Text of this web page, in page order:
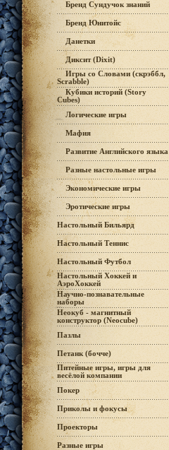
Бренд Сундучок знаний
Бренд Юнитойс
Данетки
Диксит (Dixit)
Игры со Словами (скрэббл,
Scrabble)
Кубики историй (Story
Cubes)
Логические игры
Мафия
Развитие Английского языка
Разные настольные игры
Экономические игры
Эротические игры
Настольный Бильярд
Настольный Теннис
Настольный Футбол
Настольный Хоккей и
АэроХоккей
Научно-познавательные
наборы
Неокуб - магнитный
конструктор (Neocube)
Пазлы
Петанк (бочче)
Питейные игры, игры для
весёлой компании
Покер
Приколы и фокусы
Проекторы
Разные игры